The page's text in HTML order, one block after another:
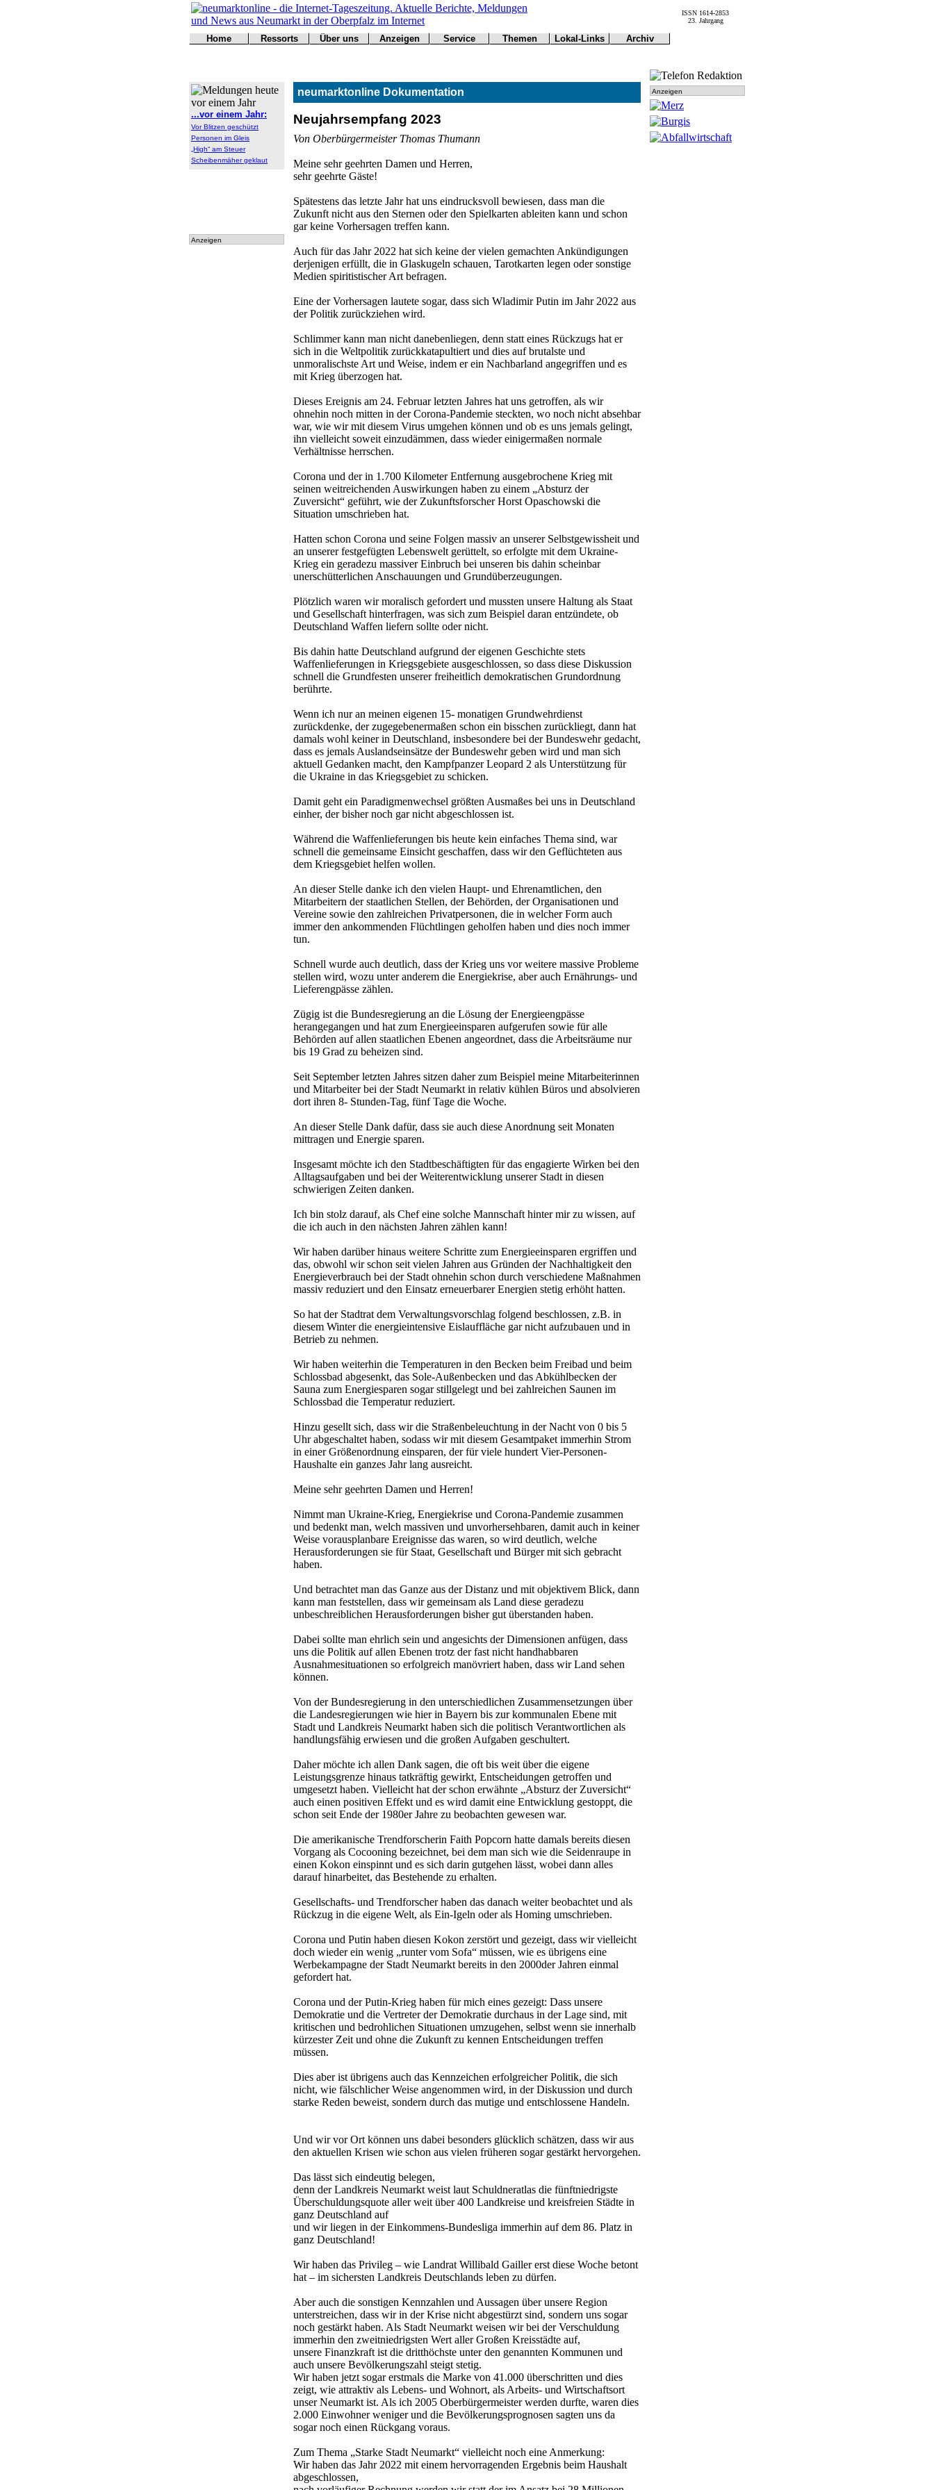
neumarktonline Dokumentation
Neujahrsempfang 2023
Von Oberbürgermeister Thomas Thumann
Meine sehr geehrten Damen und Herren,
sehr geehrte Gäste!
Spätestens das letzte Jahr hat uns eindrucksvoll bewiesen, dass man die
Zukunft nicht aus den Sternen oder den Spielkarten ableiten kann und schon
gar keine Vorhersagen treffen kann.
Auch für das Jahr 2022 hat sich keine der vielen gemachten Ankündigungen
derjenigen erfüllt, die in Glaskugeln schauen, Tarotkarten legen oder sonstige
Medien spiritistischer Art befragen.
Eine der Vorhersagen lautete sogar, dass sich Wladimir Putin im Jahr 2022 aus
der Politik zurückziehen wird.
Schlimmer kann man nicht danebenliegen, denn statt eines Rückzugs hat er
sich in die Weltpolitik zurückkatapultiert und dies auf brutalste und
unmoralischste Art und Weise, indem er ein Nachbarland angegriffen und es
mit Krieg überzogen hat.
Dieses Ereignis am 24. Februar letzten Jahres hat uns getroffen, als wir
ohnehin noch mitten in der Corona-Pandemie steckten, wo noch nicht absehbar
war, wie wir mit diesem Virus umgehen können und ob es uns jemals gelingt,
ihn vielleicht soweit einzudämmen, dass wieder einigermaßen normale
Verhältnisse herrschen.
Corona und der in 1.700 Kilometer Entfernung ausgebrochene Krieg mit
seinen weitreichenden Auswirkungen haben zu einem „Absturz der
Zuversicht“ geführt, wie der Zukunftsforscher Horst Opaschowski die
Situation umschrieben hat.
Hatten schon Corona und seine Folgen massiv an unserer Selbstgewissheit und
an unserer festgefügten Lebenswelt gerüttelt, so erfolgte mit dem Ukraine-
Krieg ein geradezu massiver Einbruch bei unseren bis dahin scheinbar
unerschütterlichen Anschauungen und Grundüberzeugungen.
Plötzlich waren wir moralisch gefordert und mussten unsere Haltung als Staat
und Gesellschaft hinterfragen, was sich zum Beispiel daran entzündete, ob
Deutschland Waffen liefern sollte oder nicht.
Bis dahin hatte Deutschland aufgrund der eigenen Geschichte stets
Waffenlieferungen in Kriegsgebiete ausgeschlossen, so dass diese Diskussion
schnell die Grundfesten unserer freiheitlich demokratischen Grundordnung
berührte.
Wenn ich nur an meinen eigenen 15- monatigen Grundwehrdienst
zurückdenke, der zugegebenermaßen schon ein bisschen zurückliegt, dann hat
damals wohl keiner in Deutschland, insbesondere bei der Bundeswehr gedacht,
dass es jemals Auslandseinsätze der Bundeswehr geben wird und man sich
aktuell Gedanken macht, den Kampfpanzer Leopard 2 als Unterstützung für
die Ukraine in das Kriegsgebiet zu schicken.
Damit geht ein Paradigmenwechsel größten Ausmaßes bei uns in Deutschland
einher, der bisher noch gar nicht abgeschlossen ist.
Während die Waffenlieferungen bis heute kein einfaches Thema sind, war
schnell die gemeinsame Einsicht geschaffen, dass wir den Geflüchteten aus
dem Kriegsgebiet helfen wollen.
An dieser Stelle danke ich den vielen Haupt- und Ehrenamtlichen, den
Mitarbeitern der staatlichen Stellen, der Behörden, der Organisationen und
Vereine sowie den zahlreichen Privatpersonen, die in welcher Form auch
immer den ankommenden Flüchtlingen geholfen haben und dies noch immer
tun.
Schnell wurde auch deutlich, dass der Krieg uns vor weitere massive Probleme
stellen wird, wozu unter anderem die Energiekrise, aber auch Ernährungs- und
Lieferengpässe zählen.
Zügig ist die Bundesregierung an die Lösung der Energieengpässe
herangegangen und hat zum Energieeinsparen aufgerufen sowie für alle
Behörden auf allen staatlichen Ebenen angeordnet, dass die Arbeitsräume nur
bis 19 Grad zu beheizen sind.
Seit September letzten Jahres sitzen daher zum Beispiel meine Mitarbeiterinnen
und Mitarbeiter bei der Stadt Neumarkt in relativ kühlen Büros und absolvieren
dort ihren 8- Stunden-Tag, fünf Tage die Woche.
An dieser Stelle Dank dafür, dass sie auch diese Anordnung seit Monaten
mittragen und Energie sparen.
Insgesamt möchte ich den Stadtbeschäftigten für das engagierte Wirken bei den
Alltagsaufgaben und bei der Weiterentwicklung unserer Stadt in diesen
schwierigen Zeiten danken.
Ich bin stolz darauf, als Chef eine solche Mannschaft hinter mir zu wissen, auf
die ich auch in den nächsten Jahren zählen kann!
Wir haben darüber hinaus weitere Schritte zum Energieeinsparen ergriffen und
das, obwohl wir schon seit vielen Jahren aus Gründen der Nachhaltigkeit den
Energieverbrauch bei der Stadt ohnehin schon durch verschiedene Maßnahmen
massiv reduziert und den Einsatz erneuerbarer Energien stetig erhöht hatten.
So hat der Stadtrat dem Verwaltungsvorschlag folgend beschlossen, z.B. in
diesem Winter die energieintensive Eislauffläche gar nicht aufzubauen und in
Betrieb zu nehmen.
Wir haben weiterhin die Temperaturen in den Becken beim Freibad und beim
Schlossbad abgesenkt, das Sole-Außenbecken und das Abkühlbecken der
Sauna zum Energiesparen sogar stillgelegt und bei zahlreichen Saunen im
Schlossbad die Temperatur reduziert.
Hinzu gesellt sich, dass wir die Straßenbeleuchtung in der Nacht von 0 bis 5
Uhr abgeschaltet haben, sodass wir mit diesem Gesamtpaket immerhin Strom
in einer Größenordnung einsparen, der für viele hundert Vier-Personen-
Haushalte ein ganzes Jahr lang ausreicht.
Meine sehr geehrten Damen und Herren!
Nimmt man Ukraine-Krieg, Energiekrise und Corona-Pandemie zusammen
und bedenkt man, welch massiven und unvorhersehbaren, damit auch in keiner
Weise vorausplanbare Ereignisse das waren, so wird deutlich, welche
Herausforderungen sie für Staat, Gesellschaft und Bürger mit sich gebracht
haben.
Und betrachtet man das Ganze aus der Distanz und mit objektivem Blick, dann
kann man feststellen, dass wir gemeinsam als Land diese geradezu
unbeschreiblichen Herausforderungen bisher gut überstanden haben.
Dabei sollte man ehrlich sein und angesichts der Dimensionen anfügen, dass
uns die Politik auf allen Ebenen trotz der fast nicht handhabbaren
Ausnahmesituationen so erfolgreich manövriert haben, dass wir Land sehen
können.
Von der Bundesregierung in den unterschiedlichen Zusammensetzungen über
die Landesregierungen wie hier in Bayern bis zur kommunalen Ebene mit
Stadt und Landkreis Neumarkt haben sich die politisch Verantwortlichen als
handlungsfähig erwiesen und die großen Aufgaben geschultert.
Daher möchte ich allen Dank sagen, die oft bis weit über die eigene
Leistungsgrenze hinaus tatkräftig gewirkt, Entscheidungen getroffen und
umgesetzt haben. Vielleicht hat der schon erwähnte „Absturz der Zuversicht“
auch einen positiven Effekt und es wird damit eine Entwicklung gestoppt, die
schon seit Ende der 1980er Jahre zu beobachten gewesen war.
Die amerikanische Trendforscherin Faith Popcorn hatte damals bereits diesen
Vorgang als Cocooning bezeichnet, bei dem man sich wie die Seidenraupe in
einen Kokon einspinnt und es sich darin gutgehen lässt, wobei dann alles
darauf hinarbeitet, das Bestehende zu erhalten.
Gesellschafts- und Trendforscher haben das danach weiter beobachtet und als
Rückzug in die eigene Welt, als Ein-Igeln oder als Homing umschrieben.
Corona und Putin haben diesen Kokon zerstört und gezeigt, dass wir vielleicht
doch wieder ein wenig „runter vom Sofa“ müssen, wie es übrigens eine
Werbekampagne der Stadt Neumarkt bereits in den 2000der Jahren einmal
gefordert hat.
Corona und der Putin-Krieg haben für mich eines gezeigt: Dass unsere
Demokratie und die Vertreter der Demokratie durchaus in der Lage sind, mit
kritischen und bedrohlichen Situationen umzugehen, selbst wenn sie innerhalb
kürzester Zeit und ohne die Zukunft zu kennen Entscheidungen treffen
müssen.
Dies aber ist übrigens auch das Kennzeichen erfolgreicher Politik, die sich
nicht, wie fälschlicher Weise angenommen wird, in der Diskussion und durch
starke Reden beweist, sondern durch das mutige und entschlossene Handeln.
Und wir vor Ort können uns dabei besonders glücklich schätzen, dass wir aus
den aktuellen Krisen wie schon aus vielen früheren sogar gestärkt hervorgehen.
Das lässt sich eindeutig belegen,
denn der Landkreis Neumarkt weist laut Schuldneratlas die fünftniedrigste
Überschuldungsquote aller weit über 400 Landkreise und kreisfreien Städte in
ganz Deutschland auf
und wir liegen in der Einkommens-Bundesliga immerhin auf dem 86. Platz in
ganz Deutschland!
Wir haben das Privileg – wie Landrat Willibald Gailler erst diese Woche betont
hat – im sichersten Landkreis Deutschlands leben zu dürfen.
Aber auch die sonstigen Kennzahlen und Aussagen über unsere Region
unterstreichen, dass wir in der Krise nicht abgestürzt sind, sondern uns sogar
noch gestärkt haben. Als Stadt Neumarkt weisen wir bei der Verschuldung
immerhin den zweitniedrigsten Wert aller Großen Kreisstädte auf,
unsere Finanzkraft ist die dritthöchste unter den genannten Kommunen und
auch unsere Bevölkerungszahl steigt stetig.
Wir haben jetzt sogar erstmals die Marke von 41.000 überschritten und dies
zeigt, wie attraktiv als Lebens- und Wohnort, als Arbeits- und Wirtschaftsort
unser Neumarkt ist. Als ich 2005 Oberbürgermeister werden durfte, waren dies
2.000 Einwohner weniger und die Bevölkerungsprognosen sagten uns da
sogar noch einen Rückgang voraus.
Zum Thema „Starke Stadt Neumarkt“ vielleicht noch eine Anmerkung:
Wir haben das Jahr 2022 mit einem hervorragenden Ergebnis beim Haushalt
abgeschlossen,
...vor einem Jahr:
Vor Blitzen geschützt
Personen im Gleis
„High“ am Steuer
Scheibenmäher geklaut
Anzeigen
Anzeigen
ISSN 1614-2853
23. Jahrgang
Home
Ressorts
Wirtschaft
Sport
Online
Über uns
Kontakt
Anzeigen
Service
Verkehr
Bücher
Themen
Gesundheit
Lokal-Links
Archiv
tationen